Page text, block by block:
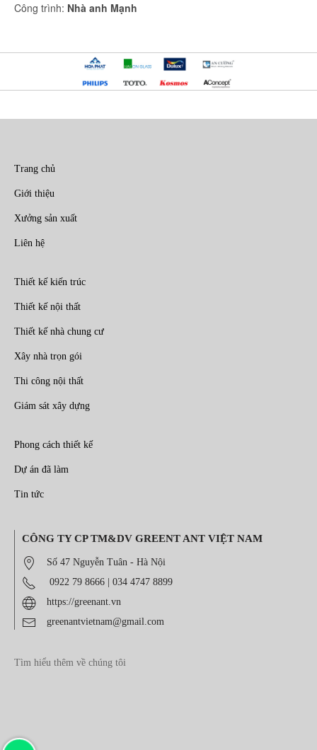
Công trình: Nhà anh Mạnh
Trang chủ
Giới thiệu
Xưởng sản xuất
Liên hệ
Thiết kế kiến trúc
Thiết kế nội thất
Thiết kế nhà chung cư
Xây nhà trọn gói
Thi công nội thất
Giám sát xây dựng
Phong cách thiết kế
Dự án đã làm
Tin tức
CÔNG TY CP TM&DV GREENT ANT VIỆT NAM
Số 47 Nguyễn Tuân - Hà Nội
0922 79 8666
034 4747 8899
https://greenant.vn
greenantvietnam@gmail.com
Tìm hiểu thêm về chúng tôi